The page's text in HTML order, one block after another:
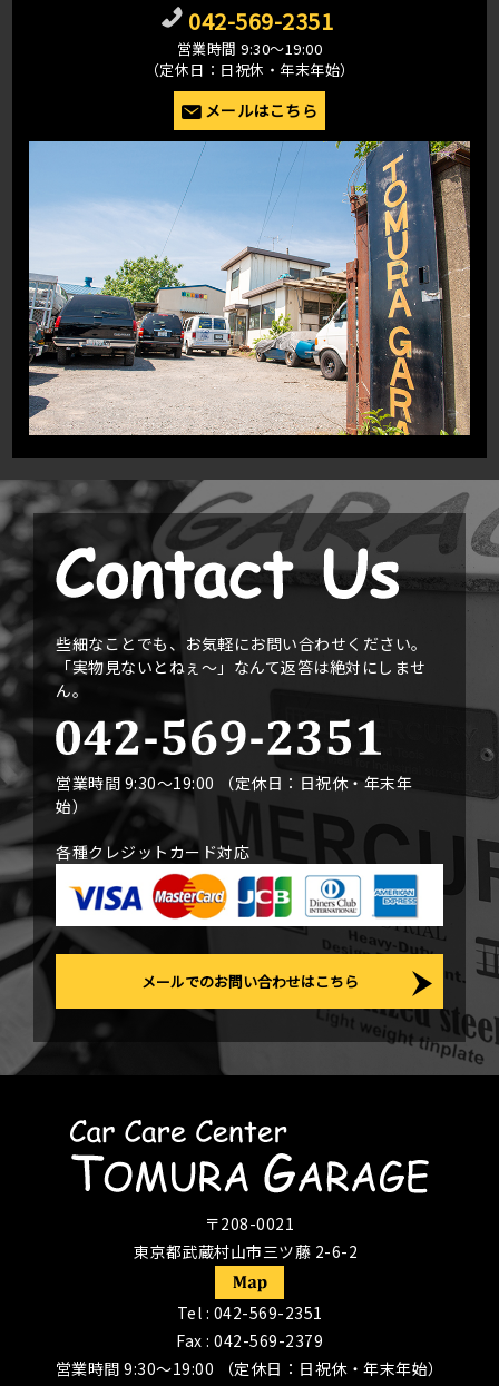
042-569-2351
営業時間 9:30〜19:00
（定休日：日祝休・年末年始）
メールはこちら
些細なことでも、お気軽にお問い合わせください。
「実物見ないとねぇ〜」なんて返答は絶対にしませ
ん。
営業時間 9:30〜19:00 （定休日：日祝休・年末年
始）
各種クレジットカード対応
メールでのお問い合わせはこちら
〒208-0021
東京都武蔵村山市三ツ藤 2-6-2
Tel : 042-569-2351
Fax : 042-569-2379
営業時間 9:30〜19:00 （定休日：日祝休・年末年始）